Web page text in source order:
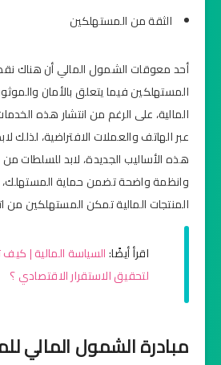
الثقة من المستهلكين
أحد معوقات الشمول المالي أن هناك
المستهلكين فيما يتعلق بالأمان
المالية، على الرغم من انتشار هذه
عبر الهاتف والعملات الافتراضية، لذلك
هذه الأساليب الجديدة، لابد للسلطات
وانظمة واضحة تضمن حماية
المنتجات المالية تمكن المستهلكين من
اقرأ أيضًا:السياسة المالية |
لتحقيق الاستقرار الاقتصادي ؟
مبادرة الشمول المالي